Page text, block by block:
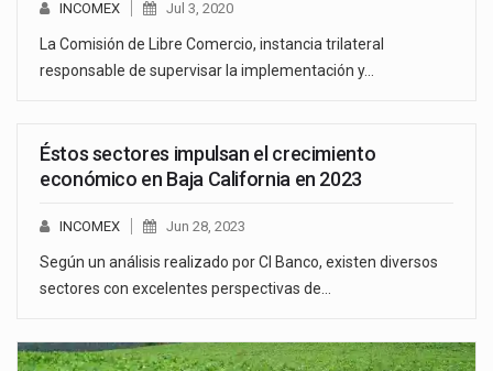
INCOMEX Jul 3, 2020
La Comisión de Libre Comercio, instancia trilateral
responsable de supervisar la implementación y…
Éstos sectores impulsan el crecimiento
económico en Baja California en 2023
INCOMEX Jun 28, 2023
Según un análisis realizado por CI Banco, existen diversos
sectores con excelentes perspectivas de…